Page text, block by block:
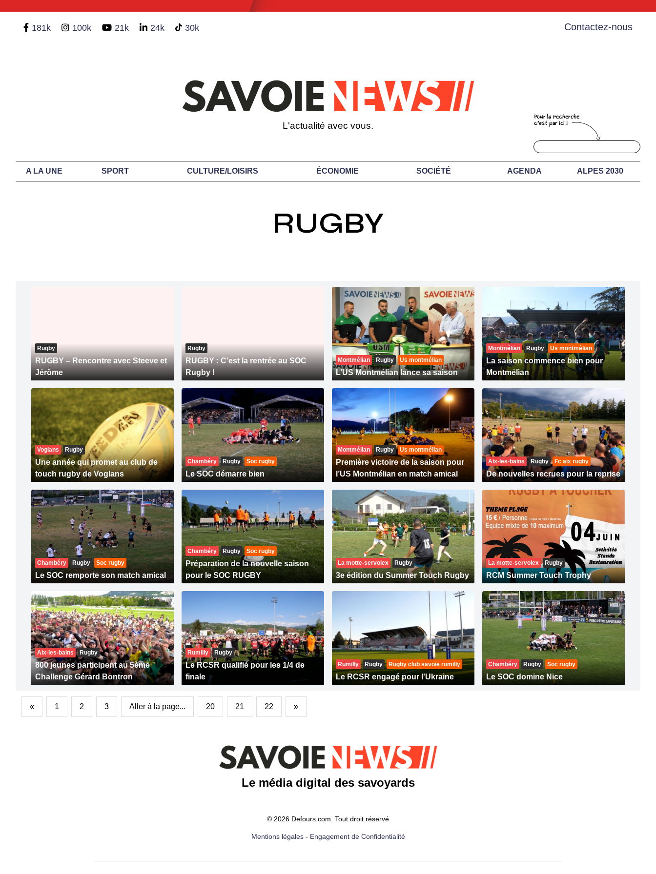
181k 100k 21k 24k 30k Contactez-nous
L'actualité avec vous.
A LA UNE SPORT CULTURE/LOISIRS ÉCONOMIE SOCIÉTÉ AGENDA ALPES 2030
RUGBY
Rugby
RUGBY – Rencontre avec Steeve et
Jérôme
Rugby
RUGBY : C’est la rentrée au SOC
Rugby !
Montmélian Rugby Us montmélian
L’US Montmélian lance sa saison
Montmélian Rugby Us montmélian
La saison commence bien pour
Montmélian
Voglans Rugby
Une année qui promet au club de
touch rugby de Voglans
Chambéry Rugby Soc rugby
Le SOC démarre bien
Montmélian Rugby Us montmélian
Première victoire de la saison pour
l’US Montmélian en match amical
Aix-les-bains Rugby Fc aix rugby
De nouvelles recrues pour la reprise
Chambéry Rugby Soc rugby
Le SOC remporte son match amical
Chambéry Rugby Soc rugby
Préparation de la nouvelle saison
pour le SOC RUGBY
La motte-servolex Rugby
3e édition du Summer Touch Rugby
La motte-servolex Rugby
RCM Summer Touch Trophy
Aix-les-bains Rugby
800 jeunes participent au 5ème
Challenge Gérard Bontron
Rumilly Rugby
Le RCSR qualifié pour les 1/4 de
finale
Rumilly Rugby Rugby club savoie rumilly
Le RCSR engagé pour l'Ukraine
Chambéry Rugby Soc rugby
Le SOC domine Nice
« 1 2 3 Aller à la page... 20 21 22 »
Le média digital des savoyards
© 2026 Defours.com. Tout droit réservé
Mentions légales- Engagement de Confidentialité